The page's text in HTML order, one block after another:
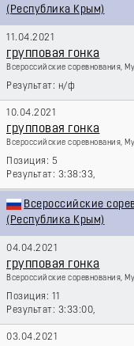
(Республика Крым)
11.04.2021
групповая гонка
Всероссийские соревнования,
н/ф
10.04.2021
групповая гонка
Всероссийские соревнования,
5
3:38:33,
Всероссийские
(Республика Крым)
04.04.2021
групповая гонка
Всероссийские соревнования,
11
3:33:00,
03.04.2021